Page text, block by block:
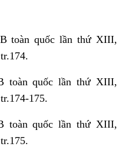
toàn quốc lần thứ XIII,
toàn quốc lần thứ XIII,
175.
toàn quốc lần thứ XIII,